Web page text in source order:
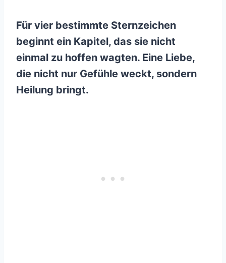
Für vier bestimmte Sternzeichen
beginnt ein Kapitel, das sie nicht
einmal zu hoffen wagten. Eine Liebe,
die nicht nur Gefühle weckt, sondern
Heilung bringt.